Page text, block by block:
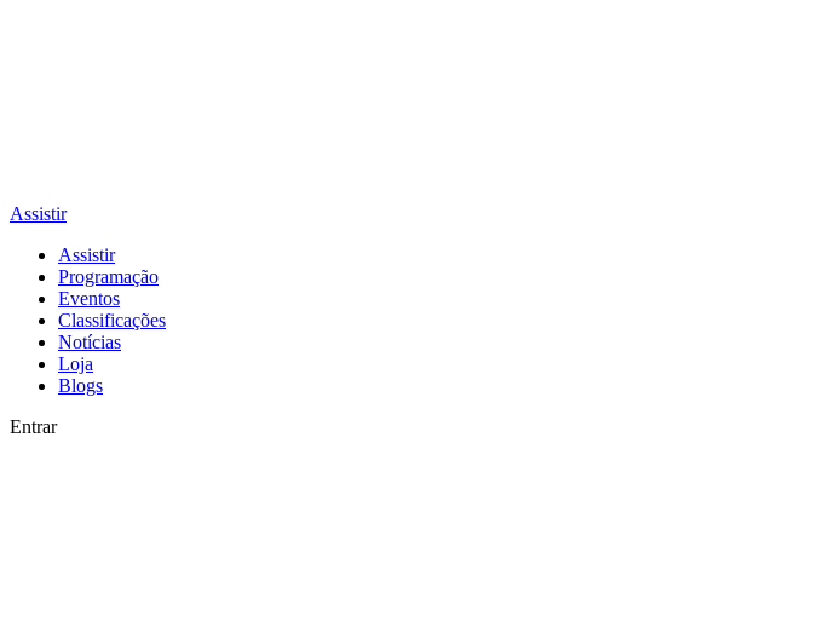
Assistir
Assistir
Programação
Eventos
Classificações
Notícias
Loja
Blogs
Entrar